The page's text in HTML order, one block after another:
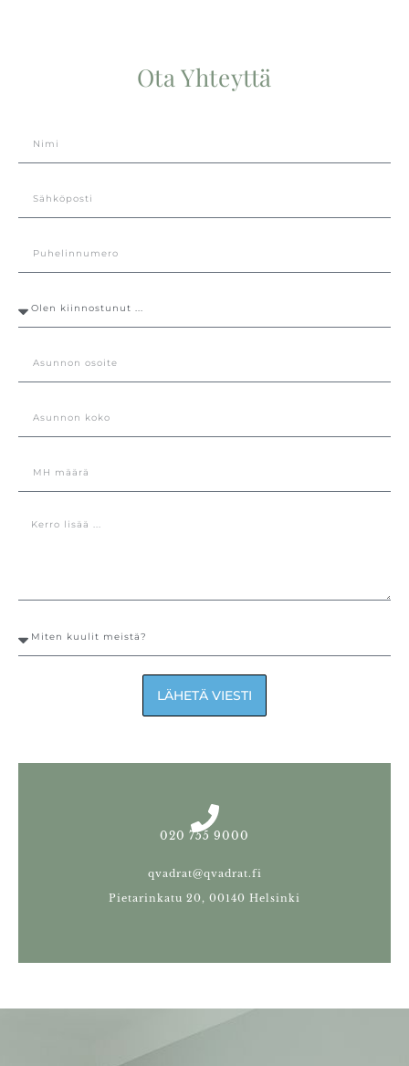
Ota Yhteyttä
LÄHETÄ VIESTI
020 755 9000
qvadrat@qvadrat.fi
Pietarinkatu 20, 00140 Helsinki